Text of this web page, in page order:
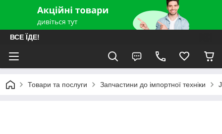
ВСЕ ЇДЕ!
Товари та послуги Запчастини до імпортної техніки